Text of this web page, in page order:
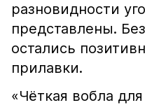
разновидности
представлены.
остались
прилавки.
«Чёткая вобла